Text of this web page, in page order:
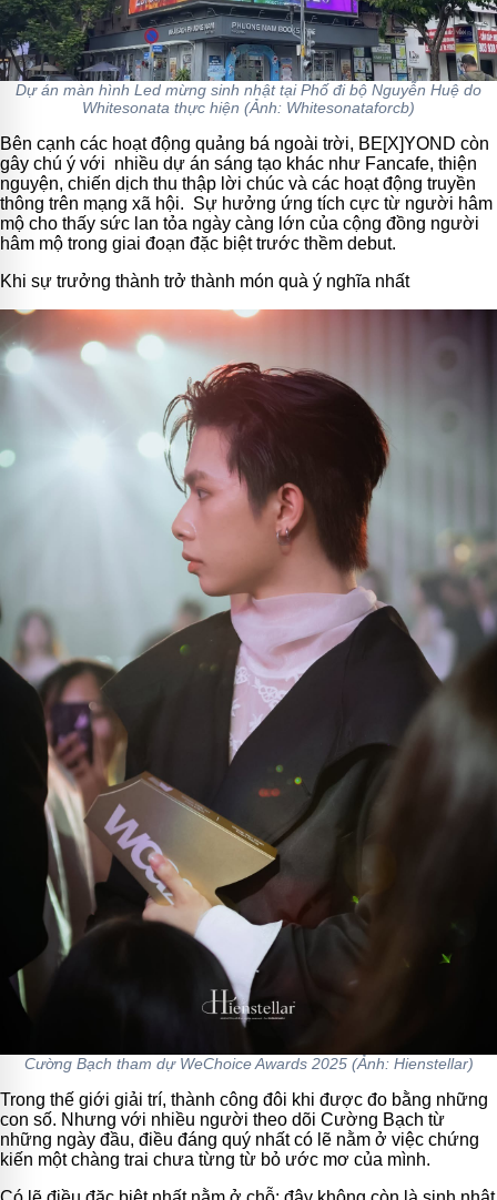
Dự án màn hình Led mừng sinh nhật tại Phố đi bộ Nguyễn Huệ do
Whitesonata thực hiện (Ảnh: Whitesonataforcb)
Bên cạnh các hoạt động quảng bá ngoài trời, BE[X]YOND còn
gây chú ý với nhiều dự án sáng tạo khác như Fancafe, thiện
nguyện, chiến dịch thu thập lời chúc và các hoạt động truyền
thông trên mạng xã hội. Sự hưởng ứng tích cực từ người hâm
mộ cho thấy sức lan tỏa ngày càng lớn của cộng đồng người
hâm mộ trong giai đoạn đặc biệt trước thềm debut.
Khi sự trưởng thành trở thành món quà ý nghĩa nhất
Cường Bạch tham dự WeChoice Awards 2025 (Ảnh: Hienstellar)
Trong thế giới giải trí, thành công đôi khi được đo bằng những
con số. Nhưng với nhiều người theo dõi Cường Bạch từ
những ngày đầu, điều đáng quý nhất có lẽ nằm ở việc chứng
kiến một chàng trai chưa từng từ bỏ ước mơ của mình.